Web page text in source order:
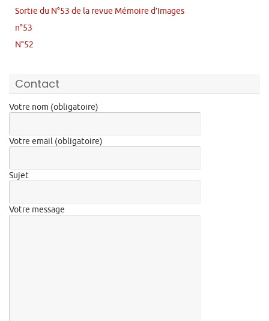
Sortie du N°53 de la revue Mémoire d’Images
n°53
N°52
Contact
Votre nom (obligatoire)
Votre email (obligatoire)
Sujet
Votre message